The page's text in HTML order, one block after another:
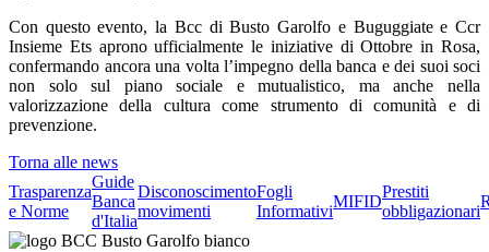
Con questo evento, la Bcc di Busto Garolfo e Buguggiate e Ccr
Insieme Ets aprono ufficialmente le iniziative di Ottobre in Rosa,
confermando ancora una volta l’impegno della banca e dei suoi soci
non solo sul piano sociale e mutualistico, ma anche nella
valorizzazione della cultura come strumento di comunità e di
prevenzione.
Torna alle news
Trasparenza
e Norme
Guide
Banca
d'Italia
Disconoscimento
movimenti
Fogli
Informativi
MIFID
Prestiti
obbligazionari